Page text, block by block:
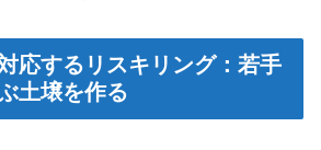
応するリスキリング：若手
土壌を作る